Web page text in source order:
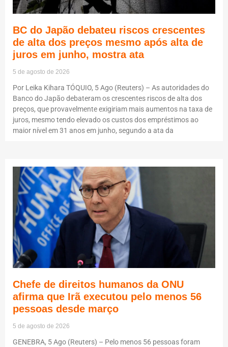
BC do Japão debateu riscos crescentes
de alta dos preços mesmo após alta de
juros em junho, mostra ata
5 de agosto de 2026
Por Leika Kihara TÓQUIO, 5 Ago (Reuters) – As autoridades do
Banco do Japão debateram os crescentes riscos de alta dos
preços, que provavelmente exigiriam mais aumentos na taxa de
juros, mesmo tendo elevado os custos dos empréstimos ao
maior nível em 31 anos em junho, segundo a ata da
Chefe de direitos humanos da ONU
afirma que Irã executou pelo menos 56
pessoas desde março
5 de agosto de 2026
GENEBRA, 5 Ago (Reuters) – Pelo menos 56 pessoas foram